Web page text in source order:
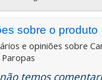
sobre o produto
e opiniões sobre
temos